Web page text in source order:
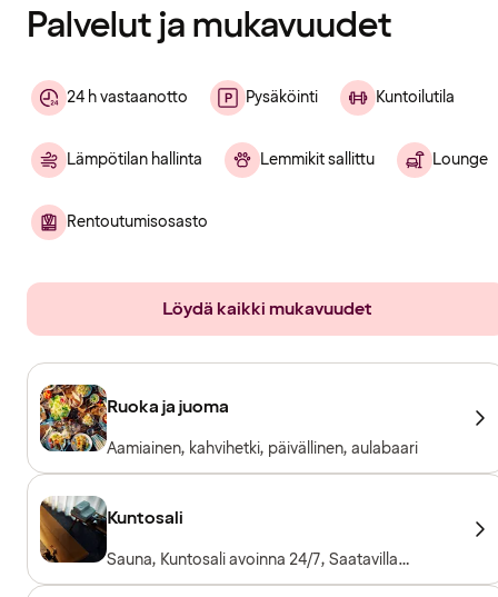
Palvelut ja mukavuudet
24 h vastaanotto Pysäköinti Kuntoilutila
Lämpötilan hallinta Lemmikit sallittu Lounge
Rentoutumisosasto
Löydä kaikki mukavuudet
Ruoka ja juoma
Aamiainen, kahvihetki, päivällinen, aulabaari
Kuntosali
Sauna, Kuntosali avoinna 24/7, Saatavilla
pyyhkeitä lainaksi, Kuntosalilaitteet,